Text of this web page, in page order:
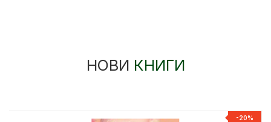
НОВИ КНИГИ
-20%